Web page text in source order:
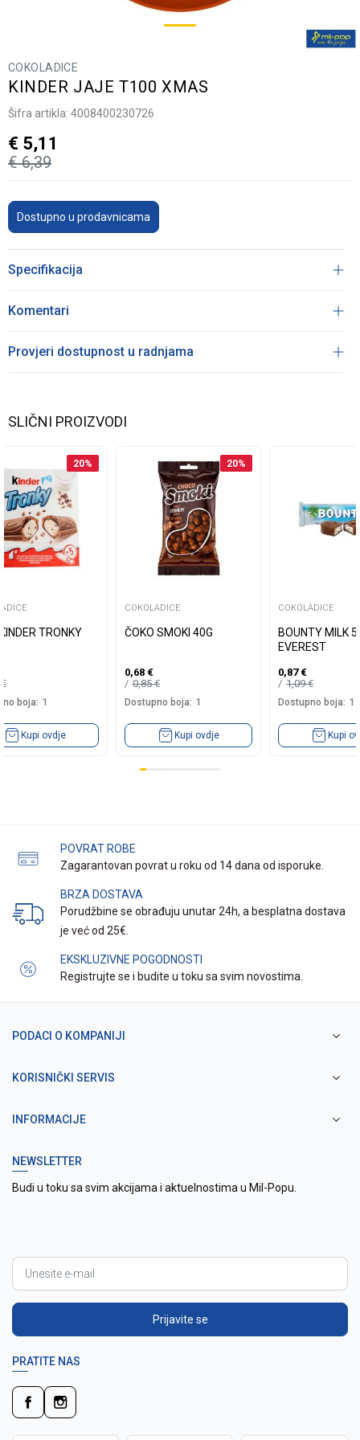
COKOLADICE
KINDER JAJE T100 XMAS
Šifra artikla: 4008400230726
€ 6,39
€ 5,11
Dostupno u prodavnicama
Specifikacija
Komentari
Provjeri dostupnost u radnjama
SLIČNI PROIZVODI
20%
TRONKY
€
boja: 1
Kupi ovdje
20%
COKOLADICE
ČOKO SMOKI 40G
0,68 €
0,85€
Dostupno boja: 1
Kupi ovdje
COKOLADICE
BOUNTY MILK
EVEREST
0,87 €
1,09€
Dostupno boja: 1
Kupi
POVRAT ROBE
Zagarantovan povrat u roku od 14 dana od isporuke.
BRZA DOSTAVA
Porudžbine se obrađuju unutar 24h, a besplatna dostava
je već od 25€.
EKSKLUZIVNE POGODNOSTI
Registrujte se i budite u toku sa svim novostima.
PODACI O KOMPANIJI
KORISNIČKI SERVIS
INFORMACIJE
NEWSLETTER
Budi u toku sa svim akcijama i aktuelnostima u Mil-Popu.
Prijavite se
PRATITE NAS